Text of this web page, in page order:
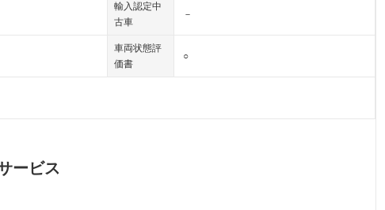
輸入認定中
古車
－
車両状態評
価書
○
ービス